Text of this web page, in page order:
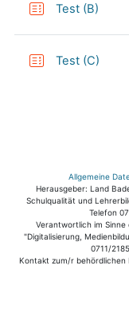
Test (B)
Test (C)
Allgemeine
Herausgeber: Land
Schulqualität und
Telefon
Verantwortlich im Sinne
"Digitalisierung,
0711/
Kontakt zum/r